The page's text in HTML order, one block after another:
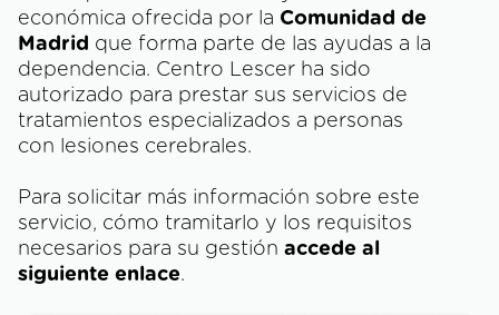
económica ofrecida por la Comunidad de
Madrid que forma parte de las ayudas a la
dependencia. Centro Lescer ha sido
autorizado para prestar sus servicios de
tratamientos especializados a personas
con lesiones cerebrales.
Para solicitar más información sobre este
servicio, cómo tramitarlo y los requisitos
necesarios para su gestión accede al
siguiente enlace.